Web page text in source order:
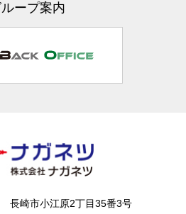
ループ案内
長崎市小江原2丁目35番3号